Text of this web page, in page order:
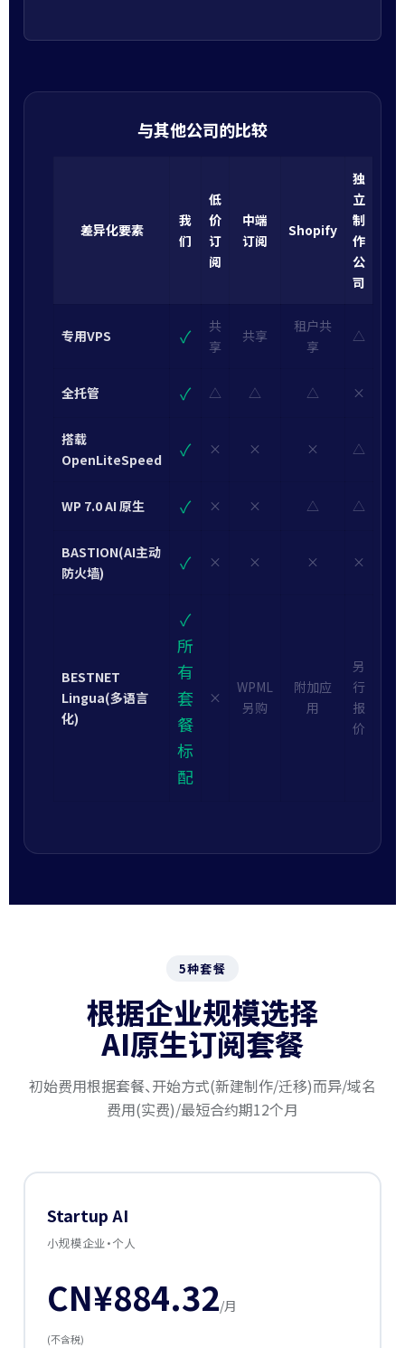
与其他公司的比较
差异化要素
我
们
低
价
订
阅
中端
订阅
Shopify
独
立
制
作
公
司
专用VPS ✓
共
享
共享
租户共
享
△
全托管 ✓ △ △ △ ×
搭载
OpenLiteSpeed
✓ × × × △
WP 7.0 AI 原生 ✓ × × △ △
BASTION(AI主动
防火墙)
✓ × × × ×
BESTNET
Lingua(多语言
化)
✓
所
有
套
餐
标
配
×
WPML
另购
附加应
用
另
行
报
价
5种套餐
根据企业规模选择
AI原生订阅套餐
初始费用根据套餐、开始方式(新建制作/迁移)而异/域名
费用(实费)/最短合约期12个月
Startup AI
小规模企业・个人
CN¥884.32/月
(不含税)